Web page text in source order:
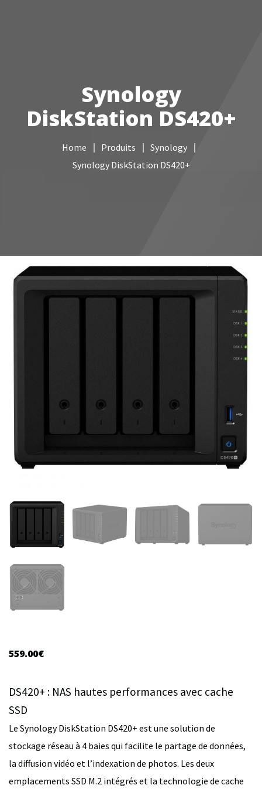
Câblage réseau
NAS
Vidéo surveillance
Synology
DiskStation DS420+
Home Produits
Synology
Synology DiskStation DS420+
559.00€
DS420+ : NAS hautes performances avec cache
SSD
Le Synology DiskStation DS420+ est une solution de
stockage réseau à 4 baies qui facilite le partage de données,
la diffusion vidéo et l’indexation de photos. Les deux
emplacements SSD M.2 intégrés et la technologie de cache